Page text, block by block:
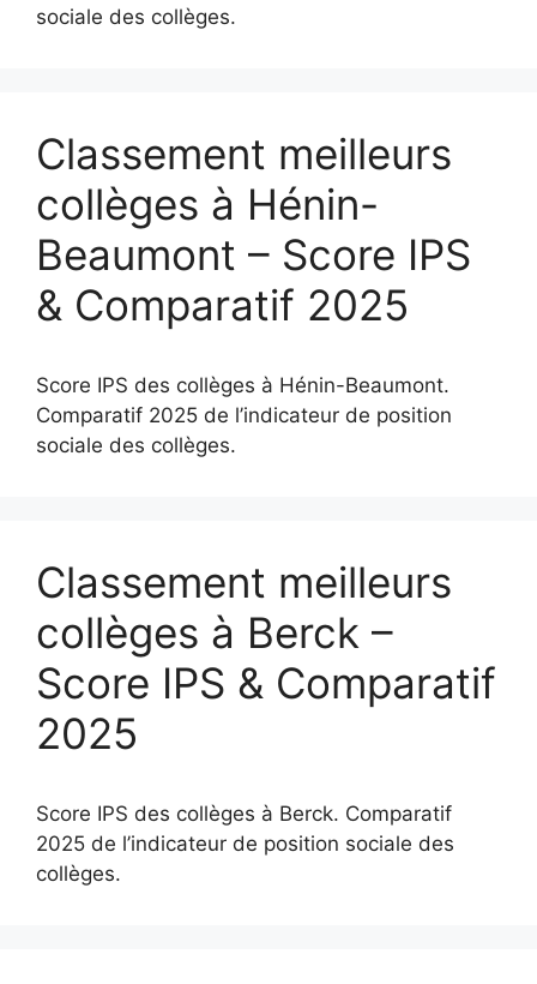
sociale des collèges.
Classement meilleurs
collèges à Hénin-
Beaumont – Score IPS
& Comparatif 2025
Score IPS des collèges à Hénin-Beaumont.
Comparatif 2025 de l’indicateur de position
sociale des collèges.
Classement meilleurs
collèges à Berck –
Score IPS & Comparatif
2025
Score IPS des collèges à Berck. Comparatif
2025 de l’indicateur de position sociale des
collèges.